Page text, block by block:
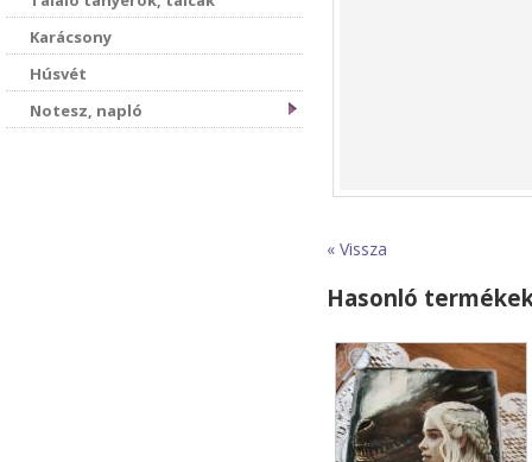
Karácsony
Húsvét
Notesz, napló
« Vissza
Hasonló